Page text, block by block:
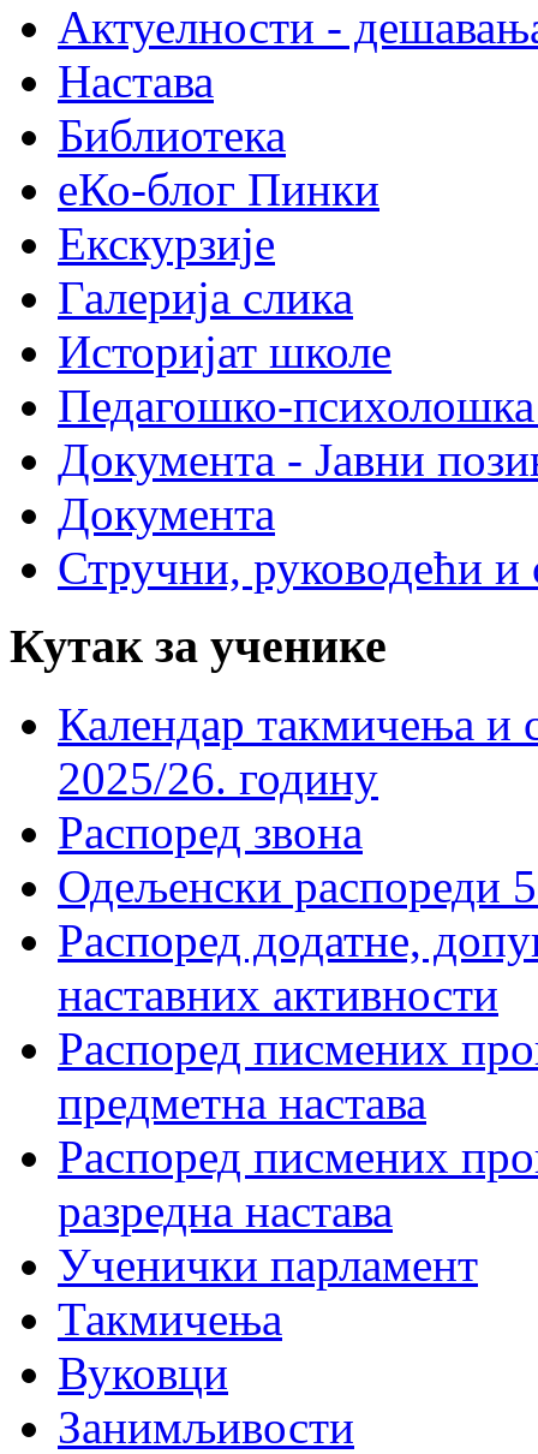
Актуелности -
Настава
Библиотека
еКо-блог Пинки
Екскурзије
Галерија слика
Историјат школе
Педагошко-психолошка
Документа - Јавни
Документа
Стручни, руководећи и
Кутак за ученике
Календар такмичења
2025/26. годину
Распоред звона
Одељенски распореди
Распоред додатне,
наставних активности
Распоред писмених
предметна настава
Распоред писмених
разредна настава
Ученички парламент
Такмичења
Вуковци
Занимљивости